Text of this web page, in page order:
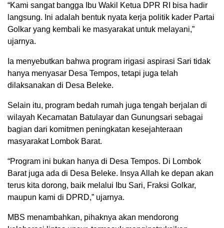
“Kami sangat bangga Ibu Wakil Ketua DPR RI bisa hadir
langsung. Ini adalah bentuk nyata kerja politik kader Partai
Golkar yang kembali ke masyarakat untuk melayani,”
ujarnya.
Ia menyebutkan bahwa program irigasi aspirasi Sari tidak
hanya menyasar Desa Tempos, tetapi juga telah
dilaksanakan di Desa Beleke.
Selain itu, program bedah rumah juga tengah berjalan di
wilayah Kecamatan Batulayar dan Gunungsari sebagai
bagian dari komitmen peningkatan kesejahteraan
masyarakat Lombok Barat.
“Program ini bukan hanya di Desa Tempos. Di Lombok
Barat juga ada di Desa Beleke. Insya Allah ke depan akan
terus kita dorong, baik melalui Ibu Sari, Fraksi Golkar,
maupun kami di DPRD,” ujarnya.
MBS menambahkan, pihaknya akan mendorong